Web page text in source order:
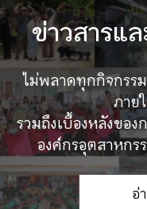
ข่าวสารแ
ไม่พลาดทุกกิจกรร
ภาย
รวมถึงเบื้องหลังข
องค์กรอุตสาหกร
อ่